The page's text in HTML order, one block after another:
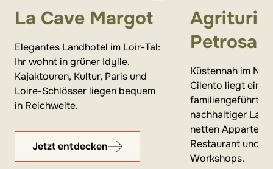
La Cave Margot
Elegantes Landhotel im Loir-Tal:
Ihr wohnt in grüner Idylle.
Kajaktouren, Kultur, Paris und
Loire-Schlösser liegen bequem
in Reichweite.
Jetzt entdecken
Petrosa
Küstennah im
Cilento liegt ein
familiengeführter
nachhaltiger
netten
Restaurant und
Workshops.